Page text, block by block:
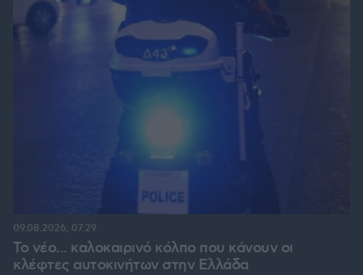
Το νέο... καλοκαιρινό κόλπο που κάνουν οι
κλέφτες αυτοκινήτων στην Ελλάδα
09.08.2026, 07:29